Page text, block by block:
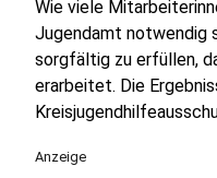
Wie viele
Jugendamt notwendig
sorgfältig zu erfüllen,
erarbeitet. Die
Anzeige